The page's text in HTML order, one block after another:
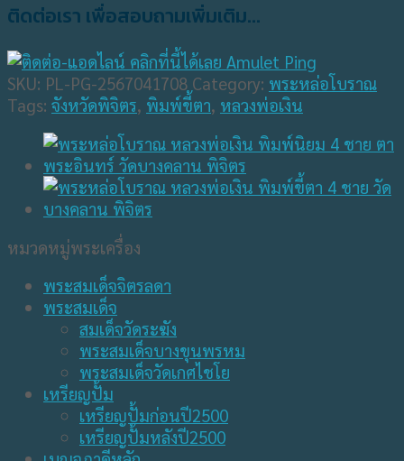
ติดต่อเรา เพื่อสอบถามเพิ่มเติม...
SKU: PL-PG-2567041708 Category: พระหล่อโบราณ
Tags: จังหวัดพิจิตร, พิมพ์ขี้ตา, หลวงพ่อเงิน
หมวดหมู่พระเครื่อง
พระสมเด็จจิตรลดา
พระสมเด็จ
สมเด็จวัดระฆัง
พระสมเด็จบางขุนพรหม
พระสมเด็จวัดเกศไชโย
เหรียญปั้ม
เหรียญปั้มก่อนปี2500
เหรียญปั้มหลังปี2500